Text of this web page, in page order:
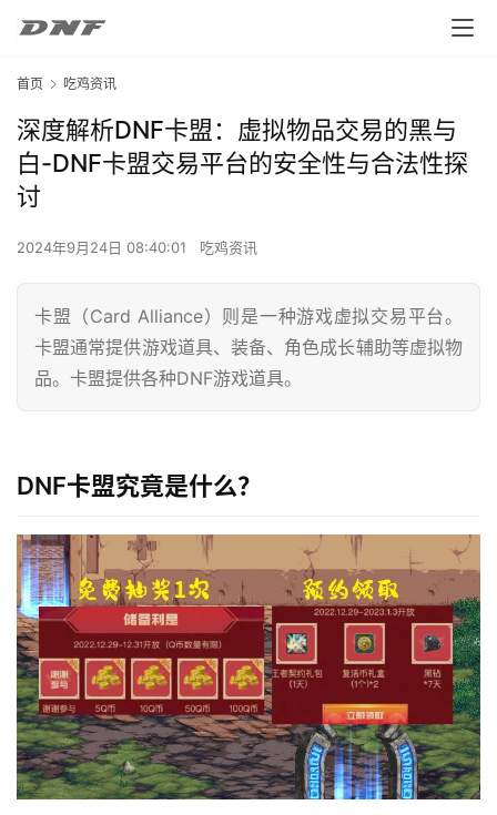
首页 吃鸡资讯
深度解析DNF卡盟：虚拟物品交易的黑与
白-DNF卡盟交易平台的安全性与合法性探
讨
2024年9月24日 08:40:01 吃鸡资讯
卡盟（Card Alliance）则是一种游戏虚拟交易平台。
卡盟通常提供游戏道具、装备、角色成长辅助等虚拟物
品。卡盟提供各种DNF游戏道具。
DNF卡盟究竟是什么？